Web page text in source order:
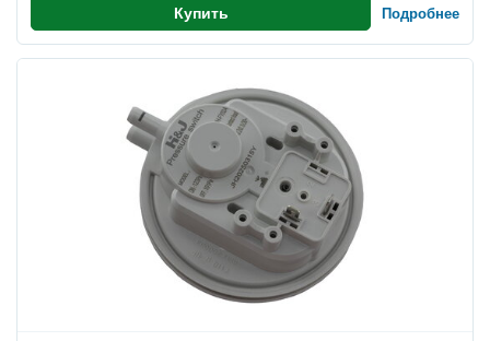
Купить Подробнее